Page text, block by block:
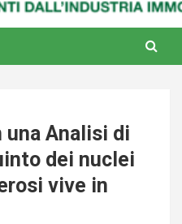
una Analisi di
dei nuclei
vive in